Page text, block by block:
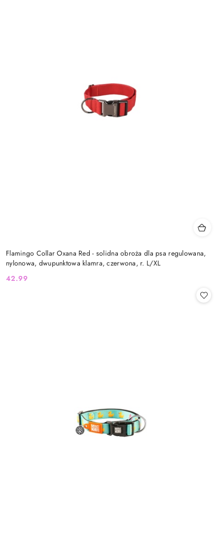
Flamingo Collar Oxana Red - solidna obroża dla psa regulowana,
nylonowa, dwupunktowa klamra, czerwona, r. L/XL
Cena:
42.99